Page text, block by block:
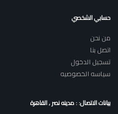
حسابي الشخصي
من نحن
اتصل بنا
تسجيل الدخول
سياسه الخصوصيه
بيانات الاتصال: : مدينه نصر , القاهرة